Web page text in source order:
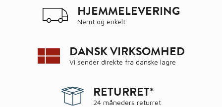
HJEMMELEVERING
Nemt og enkelt
DANSK VIRKSOMHED
Vi sender direkte fra danske lagre
RETURRET*
24 måneders returret